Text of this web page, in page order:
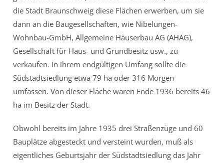
die Stadt Braunschweig diese Flächen erwerben, um sie
dann an die Baugesellschaften, wie Nibelungen-
Wohnbau-GmbH, Allgemeine Häuserbau AG (AHAG),
Gesellschaft für Haus- und Grundbesitz usw., zu
verkaufen. In ihrem endgültigen Umfang sollte die
Südstadtsiedlung etwa 79 ha oder 316 Morgen
umfassen. Von dieser Fläche waren Ende 1936 bereits 46
ha im Besitz der Stadt.
Obwohl bereits im Jahre 1935 drei Straßenzüge und 60
Bauplätze abgesteckt und versteint wurden, muß als
eigentliches Geburtsjahr der Südstadtsiedlung das Jahr